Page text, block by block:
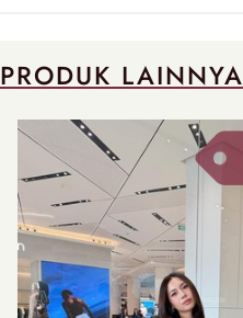
PRODUK LAINNYA